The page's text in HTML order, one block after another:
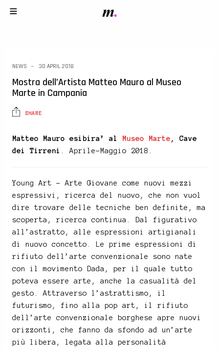
NEWS 30 APRIL 2018
Mostra dell’Artista Matteo Mauro al Museo
Marte in Campania
SHARE
Matteo Mauro esibira’ al Museo Marte , Cave
dei Tirreni
. Aprile-Maggio 2018.
Young Art – Arte Giovane come nuovi mezzi
espressivi, ricerca del nuovo, che non vuol
dire trovare delle tecniche ben definite, ma
scoperta, ricerca continua. Dal figurativo
all’astratto, alle espressioni artigianali
di nuovo concetto. Le prime espressioni di
rifiuto dell’arte convenzionale sono nate
con il movimento Dada, per il quale tutto
poteva essere arte, anche la casualità del
gesto. Attraverso l’astrattismo, il
futurismo, fino alla pop art, il rifiuto
dell’arte convenzionale borghese apre nuovi
orizzonti, che fanno da sfondo ad un’arte
più libera, legata alla personalità